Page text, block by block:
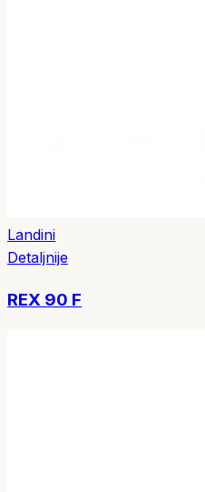
Landini
Detaljnije
REX 90 F